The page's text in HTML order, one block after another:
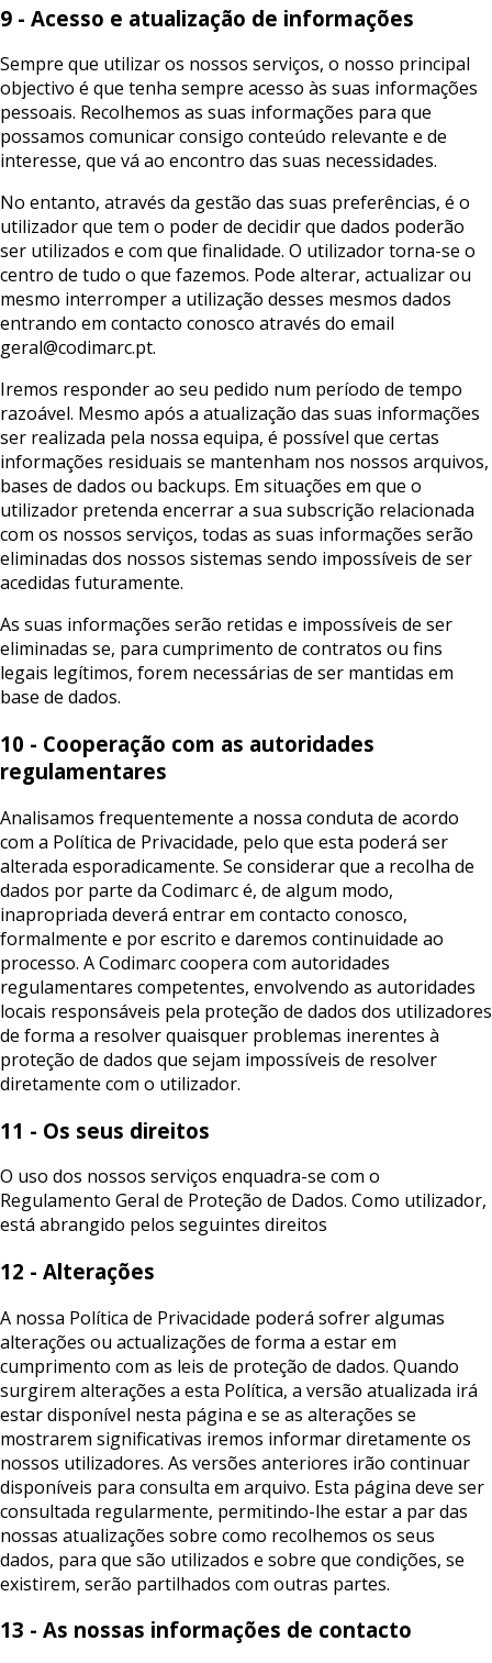
9 - Acesso e atualização de informações
Sempre que utilizar os nossos serviços, o nosso principal
objectivo é que tenha sempre acesso às suas informações
pessoais. Recolhemos as suas informações para que
possamos comunicar consigo conteúdo relevante e de
interesse, que vá ao encontro das suas necessidades.
No entanto, através da gestão das suas preferências, é o
utilizador que tem o poder de decidir que dados poderão
ser utilizados e com que finalidade. O utilizador torna-se o
centro de tudo o que fazemos. Pode alterar, actualizar ou
mesmo interromper a utilização desses mesmos dados
entrando em contacto conosco através do email
geral@codimarc.pt.
Iremos responder ao seu pedido num período de tempo
razoável. Mesmo após a atualização das suas informações
ser realizada pela nossa equipa, é possível que certas
informações residuais se mantenham nos nossos arquivos,
bases de dados ou backups. Em situações em que o
utilizador pretenda encerrar a sua subscrição relacionada
com os nossos serviços, todas as suas informações serão
eliminadas dos nossos sistemas sendo impossíveis de ser
acedidas futuramente.
As suas informações serão retidas e impossíveis de ser
eliminadas se, para cumprimento de contratos ou fins
legais legítimos, forem necessárias de ser mantidas em
base de dados.
10 - Cooperação com as autoridades
regulamentares
Analisamos frequentemente a nossa conduta de acordo
com a Política de Privacidade, pelo que esta poderá ser
alterada esporadicamente. Se considerar que a recolha de
dados por parte da Codimarc é, de algum modo,
inapropriada deverá entrar em contacto conosco,
formalmente e por escrito e daremos continuidade ao
processo. A Codimarc coopera com autoridades
regulamentares competentes, envolvendo as autoridades
locais responsáveis pela proteção de dados dos utilizadores
de forma a resolver quaisquer problemas inerentes à
proteção de dados que sejam impossíveis de resolver
diretamente com o utilizador.
11 - Os seus direitos
O uso dos nossos serviços enquadra-se com o
Regulamento Geral de Proteção de Dados. Como utilizador,
está abrangido pelos seguintes direitos
12 - Alterações
A nossa Política de Privacidade poderá sofrer algumas
alterações ou actualizações de forma a estar em
cumprimento com as leis de proteção de dados. Quando
surgirem alterações a esta Política, a versão atualizada irá
estar disponível nesta página e se as alterações se
mostrarem significativas iremos informar diretamente os
nossos utilizadores. As versões anteriores irão continuar
disponíveis para consulta em arquivo. Esta página deve ser
consultada regularmente, permitindo-lhe estar a par das
nossas atualizações sobre como recolhemos os seus
dados, para que são utilizados e sobre que condições, se
existirem, serão partilhados com outras partes.
13 - As nossas informações de contacto